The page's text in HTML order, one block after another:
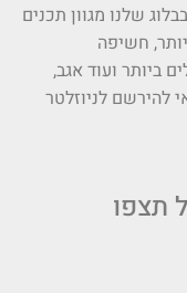
שלנו מגוון תכנים
חשיפה
ביותר ועוד אגב,
לניוזלטר
תצפו